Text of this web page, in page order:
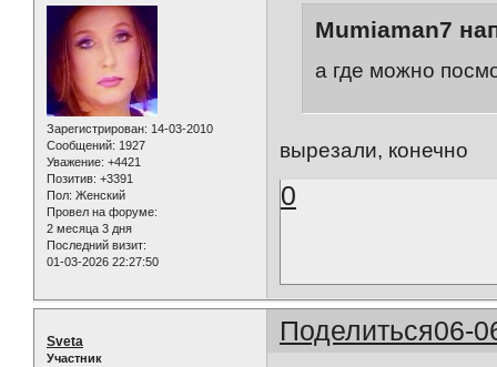
Зарегистрирован: 14-03-2010
Сообщений: 1927
Уважение: +4421
Позитив: +3391
Пол: Женский
Провел на форуме:
2 месяца 3 дня
Последний визит:
01-03-2026 22:27:50
Mumiaman7
а где можно
вырезали, конечно
0
Поделиться06-
Sveta
Участник